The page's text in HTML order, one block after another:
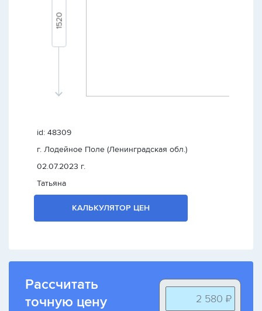
id: 48309
г. Лодейное Поле (Ленинградская обл.)
02.07.2023 г.
Татьяна
КАЛЬКУЛЯТОР ЦЕН
Рассчитать
точную цену
2 580 ₽